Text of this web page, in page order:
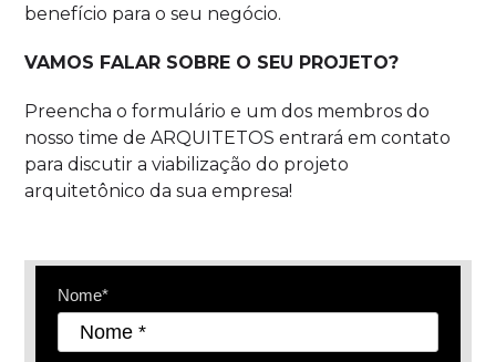
benefício para o seu negócio.
VAMOS FALAR SOBRE O SEU PROJETO?
Preencha o formulário e um dos membros do
nosso time de ARQUITETOS entrará em contato
para discutir a viabilização do projeto
arquitetônico da sua empresa!
Nome*